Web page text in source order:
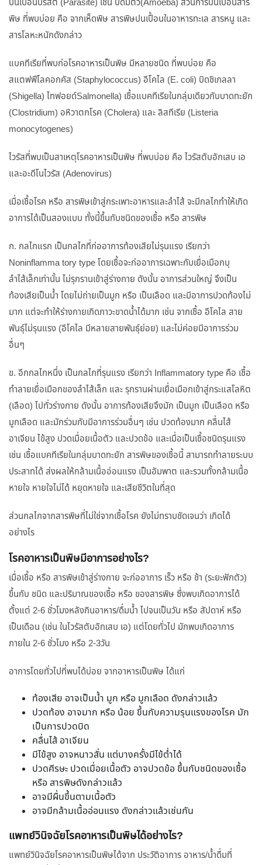
ปนเปื้อนปรสิต (Parasite) เช่น บิดมีตัว(Amoeba) ส่วนการปนเปื้อนสาร
พิษ ที่พบบ่อย คือ จากเห็ดพิษ สารพิษปนเปื้อนในอาหารทะเล สารหนู และ
สารโลหะหนักดังกล่าว
แบคทีเรียที่พบก่อโรคอาหารเป็นพิษ มีหลายชนิด ที่พบบ่อย คือ
สแตฟฟีโลคอกคัส (Staphylococcus) อีโคไล (E. coli) บิดชิเกลลา
(Shigella) ไทฟอยด์Salmonella) เชื้อแบคทีเรียในกลุ่มเดียวกับบาดทะยัก
(Clostridium) อหิวาตกโรค (Cholera) และ ลิสทีเรีย (Listeria
monocytogenes)
ไวรัสที่พบเป็นสาเหตุโรคอาหารเป็นพิษ ที่พบบ่อย คือ ไวรัสตับอักเสบ เอ
และอะดีโนไวรัส (Adenovirus)
เมื่อเชื้อโรค หรือ สารพิษเข้าสู่กระเพาะอาหารและลำไส้ จะมีกลไกทำให้เกิด
อาการได้เป็นสองแบบ ทั้งนี้ขึ้นกับชนิดของเชื้อ หรือ สารพิษ
ก. กลไกแรก เป็นกลไกที่ก่ออาการท้องเสียไม่รุนแรง เรียกว่า
Noninflamma tory type โดยเชื้อจะก่ออาการเฉพาะกับเยื่อเมือกบุ
ลำไส้เล็กเท่านั้น ไม่รุกรานเข้าสู่ร่างกาย ดังนั้น อาการส่วนใหญ่ จึงเป็น
ท้องเสียเป็นน้ำ โดยไม่ถ่ายเป็นมูก หรือ เป็นเลือด และมีอาการปวดท้องไม่
มาก แต่จะทำให้ร่างกายเกิดภาวะขาดน้ำได้มาก เช่น จากเชื้อ อีโคไล สาย
พันธุ์ไม่รุนแรง (อีโคไล มีหลายสายพันธุ์ย่อย) และไม่ค่อยมีอาการร่วม
อื่นๆ
ข. อีกกลไกหนึ่ง เป็นกลไกที่รุนแรง เรียกว่า Inflammatory type คือ เชื้อ
ทำลายเยื่อเมือกของลำไส้เล็ก และ รุกรานผ่านเยื่อเมือกเข้าสู่กระแสโลหิต
(เลือด) ไปทั่วร่างกาย ดังนั้น อาการท้องเสียจึงมัก เป็นมูก เป็นเลือด หรือ
มูกเลือด และมักร่วมกับมีอาการร่วมอื่นๆ เช่น ปวดท้องมาก คลื่นไส้
อาเจียน ไข้สูง ปวดเมื่อยเนื้อตัว และปวดข้อ และเมื่อเป็นเชื้อชนิดรุนแรง
เช่น เชื้อแบคทีเรียในกลุ่มบาดทะยัก สารพิษของเชื้อนี้ สามารถทำลายระบบ
ประสาทได้ ส่งผลให้กล้ามเนื้ออ่อนแรง เป็นอัมพาต และรวมทั้งกล้ามเนื้อ
หายใจ หายใจไม่ได้ หยุดหายใจ และเสียชีวิตในที่สุด
ส่วนกลไกจากสารพิษที่ไม่ใช่จากเชื้อโรค ยังไม่ทราบชัดเจนว่า เกิดได้
อย่างไร
โรคอาหารเป็นพิษมีอาการอย่างไร?
เมื่อเชื้อ หรือ สารพิษเข้าสู่ร่างกาย จะก่ออาการ เร็ว หรือ ช้า (ระยะฟักตัว)
ขึ้นกับ ชนิด และปริมาณของเชื้อ หรือ ของสารพิษ ซึ่งพบเกิดอาการได้
ตั้งแต่ 2-6 ชั่วโมงหลังกินอาหาร/ดื่มน้ำ ไปจนเป็นวัน หรือ สัปดาห์ หรือ
เป็นเดือน (เช่น ในไวรัสตับอักเสบ เอ) แต่โดยทั่วไป มักพบเกิดอาการ
ภายใน 2-6 ชั่วโมง หรือ 2-3วัน
อาการโดยทั่วไปที่พบได้บ่อย จากอาหารเป็นพิษ ได้แก่
ท้องเสีย อาจเป็นน้ำ มูก หรือ มูกเลือด ดังกล่าวแล้ว
ปวดท้อง อาจมาก หรือ น้อย ขึ้นกับความรุนแรงของโรค มัก
เป็นการปวดบิด
คลื่นไส้ อาเจียน
มีไข้สูง อาจหนาวสั่น แต่บางครั้งมีไข้ต่ำได้
ปวดศีรษะ ปวดเมื่อยเนื้อตัว อาจปวดข้อ ขึ้นกับชนิดของเชื้อ
หรือ สารพิษดังกล่าวแล้ว
อาจมีผื่นขึ้นตามเนื้อตัว
อาจมีกล้ามเนื้ออ่อนแรง ดังกล่าวแล้วเช่นกัน
แพทย์วินิจฉัยโรคอาหารเป็นพิษได้อย่างไร?
แพทย์วินิจฉัยโรคอาหารเป็นพิษได้จาก ประวัติอาการ อาหาร/น้ำดื่มที่